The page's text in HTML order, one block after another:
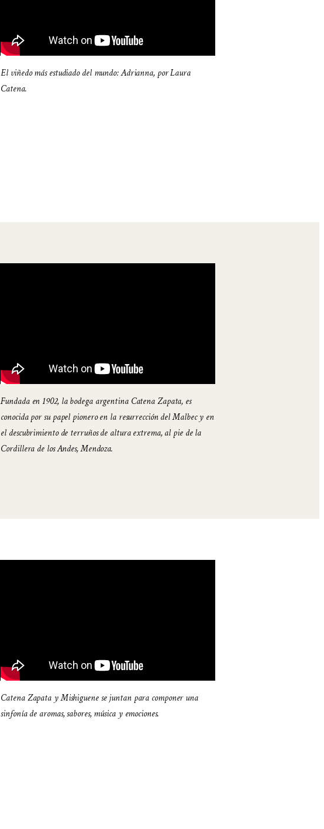
El viñedo más estudiado del mundo: Adrianna, por Laura
Catena.
Fundada en 1902, la bodega argentina Catena Zapata, es
conocida por su papel pionero en la resurrección del Malbec y en
el descubrimiento de terruños de altura extrema, al pie de la
Cordillera de los Andes, Mendoza.
Catena Zapata y Mishiguene se juntan para componer una
sinfonía de aromas, sabores, música y emociones.